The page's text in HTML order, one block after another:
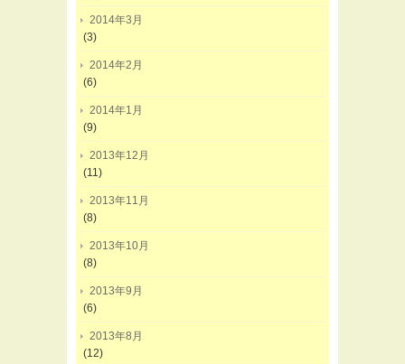
2014年3月
(3)
2014年2月
(6)
2014年1月
(9)
2013年12月
(11)
2013年11月
(8)
2013年10月
(8)
2013年9月
(6)
2013年8月
(12)